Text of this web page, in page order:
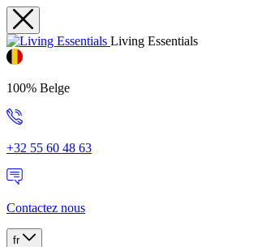
Living Essentials
100% Belge
+32 55 60 48 63
Contactez nous
fr